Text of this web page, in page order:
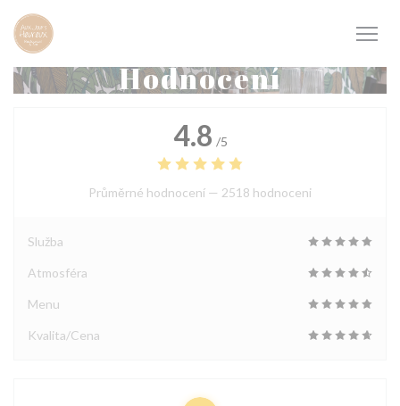
Panel pro správu cookies
Hodnocení
4.8 /5
Průměrné hodnocení — 2518 hodnoceni
Služba
Atmosféra
Menu
Kvalita/Cena